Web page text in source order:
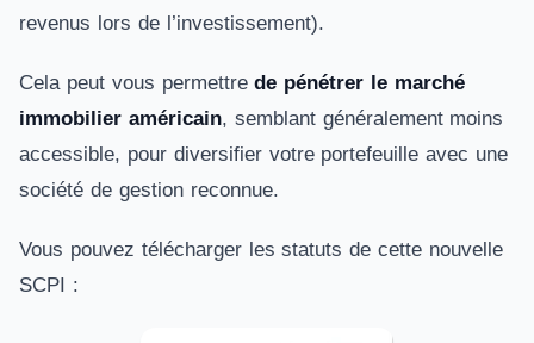
revenus lors de l’investissement).
Cela peut vous permettrede pénétrer le marché
immobilier américain, semblant généralement moins
accessible, pour diversifier votre portefeuille avec une
société de gestion reconnue.
Vous pouvez télécharger les statuts de cette nouvelle
SCPI :